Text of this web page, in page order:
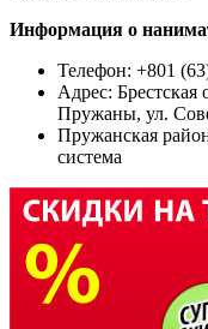
Информация о
Телефон: +801
Адрес: Брестская
Пружаны, ул.
Пружанская
система